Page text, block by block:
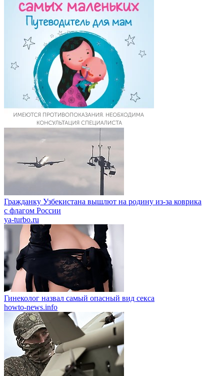
Гражданку Узбекистана вышлют на родину из-за коврика
с флагом России
ya-turbo.ru
Гинеколог назвал самый опасный вид секса
howto-news.info